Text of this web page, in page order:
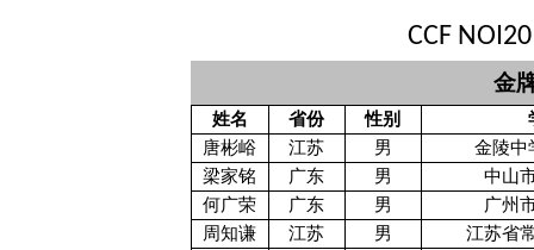
CCF
金
姓名 省份 性别
唐彬峪
江苏 男
金陵中
梁家铭
广东 男
中山
何广荣
广东 男
广州
周知谦
江苏 男
江苏省